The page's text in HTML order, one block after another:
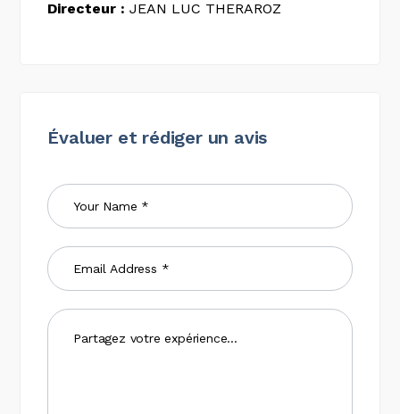
Directeur : JEAN LUC THERAROZ
Évaluer et rédiger un avis